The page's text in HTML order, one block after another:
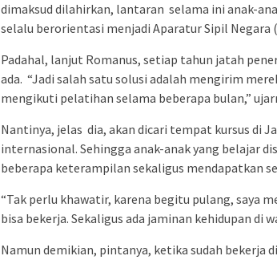
dimaksud dilahirkan, lantaran selama ini anak-
selalu berorientasi menjadi Aparatur Sipil Negara
Padahal, lanjut Romanus, setiap tahun jatah
ada. “Jadi salah satu solusi adalah mengirim
mengikuti pelatihan selama beberapa bulan,”
Nantinya, jelas dia, akan dicari tempat kursus di
internasional. Sehingga anak-anak yang belajar
beberapa keterampilan sekaligus mendapatkan
“Tak perlu khawatir, karena begitu pulang, saya
bisa bekerja. Sekaligus ada jaminan kehidupan di
Namun demikian, pintanya, ketika sudah bekerja